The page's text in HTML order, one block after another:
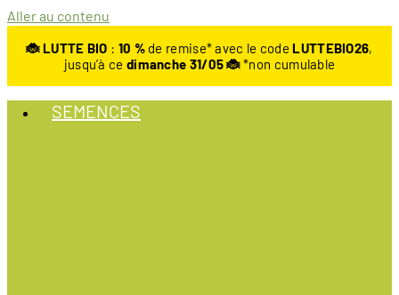
Aller au contenu
🐞 LUTTE BIO : 10 %de remise* avec le code LUTTEBIO26,
jusqu’à ce dimanche 31/05 🐞*non cumulable
SEMENCES